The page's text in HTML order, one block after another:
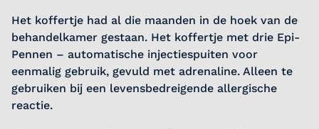
Het koffertje had al die maanden in de hoek van de
behandelkamer gestaan. Het koffertje met drie Epi-
Pennen – automatische injectiespuiten voor
eenmalig gebruik, gevuld met adrenaline. Alleen te
gebruiken bij een levensbedreigende allergische
reactie.